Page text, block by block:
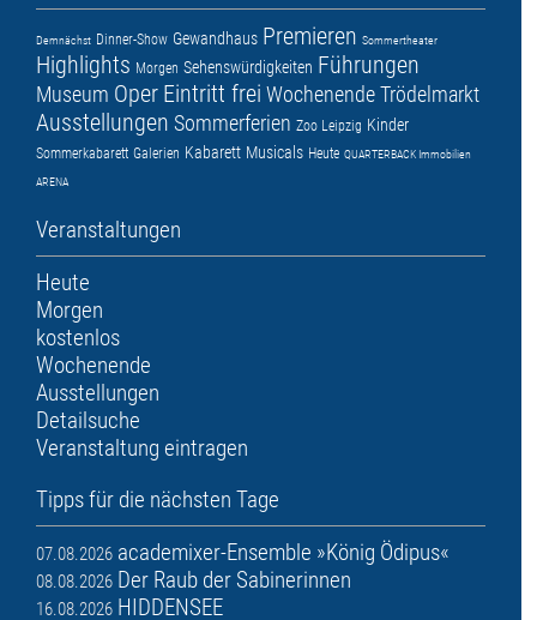
Demnächst Dinner-Show Gewandhaus Premieren Sommertheater
Highlights Morgen Sehenswürdigkeiten Führungen
Museum Oper Eintritt frei WochenendeTrödelmarkt
Ausstellungen Sommerferien Zoo Leipzig Kinder
Sommerkabarett Galerien Kabarett Musicals Heute QUARTERBACK Immobilien
ARENA
Veranstaltungen
Heute
Morgen
kostenlos
Wochenende
Ausstellungen
Detailsuche
Veranstaltung eintragen
Tipps für die nächsten Tage
07.08.2026 academixer-Ensemble »König Ödipus«
08.08.2026 Der Raub der Sabinerinnen
16.08.2026 HIDDENSEE